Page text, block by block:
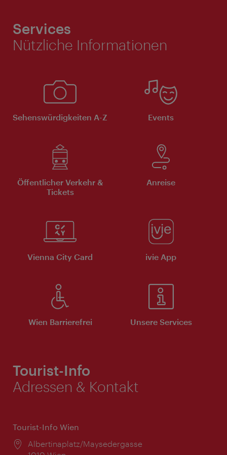
Services
Nützliche Informationen
Sehenswürdigkeiten A-Z Events
Öffentlicher Verkehr &
Tickets
Anreise
Vienna City Card ivie App
Wien Barrierefrei Unsere Services
Tourist-Info
Adressen & Kontakt
Tourist-Info Wien
Ort:
Albertinaplatz/Maysedergasse